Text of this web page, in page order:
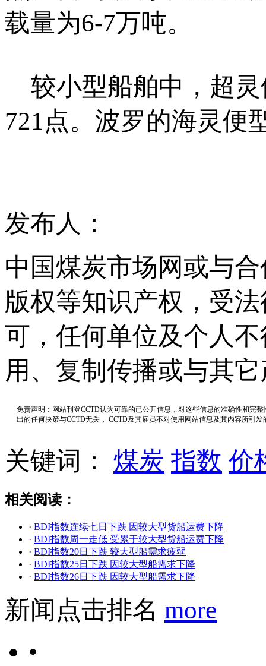
载量为6-7万吨。
较小型船舶中，超灵
721点。波罗的海灵便
发布人：
中国煤炭市场网或与
版权等知识产权，受
可，任何单位及个人
用、复制传播或与其
免责声明：网站刊登CCTD认为可靠的已公开信息，对这些信息的准确性和完
出的任何决策与CCTD无关， CCTD及其雇员不对使用网站信息及其内容所引
关键词： 煤炭 指数 价
相关阅读：
· BDI指数连续七日下跌 因较大型货船运费下降
· BDI指数周一走低 受累于较大型货船运费下降
· BDI指数20日下跌 较大型船需求疲弱
· BDI指数25日下跌 因较大型船需求下降
· BDI指数26日下跌 因较大型船需求下降
新闻点击排名 more
•